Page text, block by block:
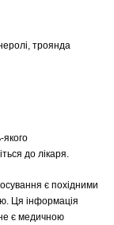
троянда
якого
до лікаря.
є похідними
Ця інформація
є медичною